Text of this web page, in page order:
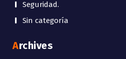
Seguridad.
Sin categoría
Archives